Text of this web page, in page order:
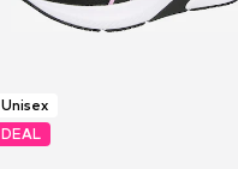
Unisex
DEAL